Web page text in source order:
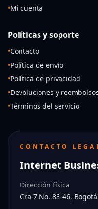
•Mi cuenta
Políticas y soporte
•Contacto
•Política de envío
•Política de privacidad
•Devoluciones y reembolsos
•Términos del servicio
CONTACTO
Internet
Dirección física
Cra 7 No. 83-46,